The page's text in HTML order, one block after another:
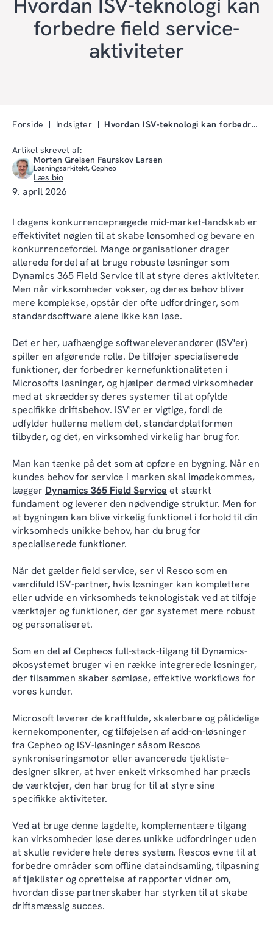
Hvordan ISV-teknologi kan
forbedre field service-
aktiviteter
Forside Indsigter Hvordan ISV-teknologi kan forbedre field service-a…
Artikel skrevet af:
Morten Greisen Faurskov Larsen
Løsningsarkitekt, Cepheo
Læs bio
9. april 2026
I dagens konkurrenceprægede mid-market-landskab er
effektivitet nøglen til at skabe lønsomhed og bevare en
konkurrencefordel. Mange organisationer drager
allerede fordel af at bruge robuste løsninger som
Dynamics 365 Field Service til at styre deres aktiviteter.
Men når virksomheder vokser, og deres behov bliver
mere komplekse, opstår der ofte udfordringer, som
standardsoftware alene ikke kan løse.
Det er her, uafhængige softwareleverandører (ISV'er)
spiller en afgørende rolle. De tilføjer specialiserede
funktioner, der forbedrer kernefunktionaliteten i
Microsofts løsninger, og hjælper dermed virksomheder
med at skræddersy deres systemer til at opfylde
specifikke driftsbehov. ISV'er er vigtige, fordi de
udfylder hullerne mellem det, standardplatformen
tilbyder, og det, en virksomhed virkelig har brug for.
Man kan tænke på det som at opføre en bygning. Når en
kundes behov for service i marken skal imødekommes,
lægger Dynamics 365 Field Service et stærkt
fundament og leverer den nødvendige struktur. Men for
at bygningen kan blive virkelig funktionel i forhold til din
virksomheds unikke behov, har du brug for
specialiserede funktioner.
Når det gælder field service, ser vi Rescosom en
værdifuld ISV-partner, hvis løsninger kan komplettere
eller udvide en virksomheds teknologistak ved at tilføje
værktøjer og funktioner, der gør systemet mere robust
og personaliseret.
Som en del af Cepheos full-stack-tilgang til Dynamics-
økosystemet bruger vi en række integrerede løsninger,
der tilsammen skaber sømløse, effektive workflows for
vores kunder.
Microsoft leverer de kraftfulde, skalerbare og pålidelige
kernekomponenter, og tilføjelsen af add-on-løsninger
fra Cepheo og ISV-løsninger såsom Rescos
synkroniseringsmotor eller avancerede tjekliste-
designer sikrer, at hver enkelt virksomhed har præcis
de værktøjer, den har brug for til at styre sine
specifikke aktiviteter.
Ved at bruge denne lagdelte, komplementære tilgang
kan virksomheder løse deres unikke udfordringer uden
at skulle revidere hele deres system. Rescos evne til at
forbedre områder som offline dataindsamling, tilpasning
af tjeklister og oprettelse af rapporter vidner om,
hvordan disse partnerskaber har styrken til at skabe
driftsmæssig succes.